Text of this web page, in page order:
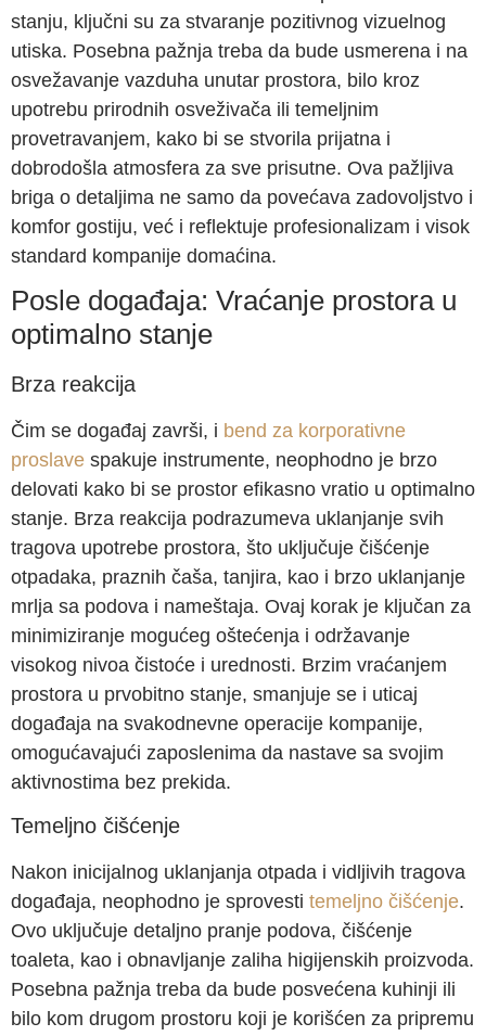
stanju, ključni su za stvaranje pozitivnog vizuelnog
utiska. Posebna pažnja treba da bude usmerena i na
osvežavanje vazduha unutar prostora, bilo kroz
upotrebu prirodnih osveživača ili temeljnim
provetravanjem, kako bi se stvorila prijatna i
dobrodošla atmosfera za sve prisutne. Ova pažljiva
briga o detaljima ne samo da povećava zadovoljstvo i
komfor gostiju, već i reflektuje profesionalizam i visok
standard kompanije domaćina.
Posle događaja: Vraćanje prostora u
optimalno stanje
Brza reakcija
Čim se događaj završi, i bend za korporativne
proslave spakuje instrumente, neophodno je brzo
delovati kako bi se prostor efikasno vratio u optimalno
stanje. Brza reakcija podrazumeva uklanjanje svih
tragova upotrebe prostora, što uključuje čišćenje
otpadaka, praznih čaša, tanjira, kao i brzo uklanjanje
mrlja sa podova i nameštaja. Ovaj korak je ključan za
minimiziranje mogućeg oštećenja i održavanje
visokog nivoa čistoće i urednosti. Brzim vraćanjem
prostora u prvobitno stanje, smanjuje se i uticaj
događaja na svakodnevne operacije kompanije,
omogućavajući zaposlenima da nastave sa svojim
aktivnostima bez prekida.
Temeljno čišćenje
Nakon inicijalnog uklanjanja otpada i vidljivih tragova
događaja, neophodno je sprovesti temeljno čišćenje.
Ovo uključuje detaljno pranje podova, čišćenje
toaleta, kao i obnavljanje zaliha higijenskih proizvoda.
Posebna pažnja treba da bude posvećena kuhinji ili
bilo kom drugom prostoru koji je korišćen za pripremu